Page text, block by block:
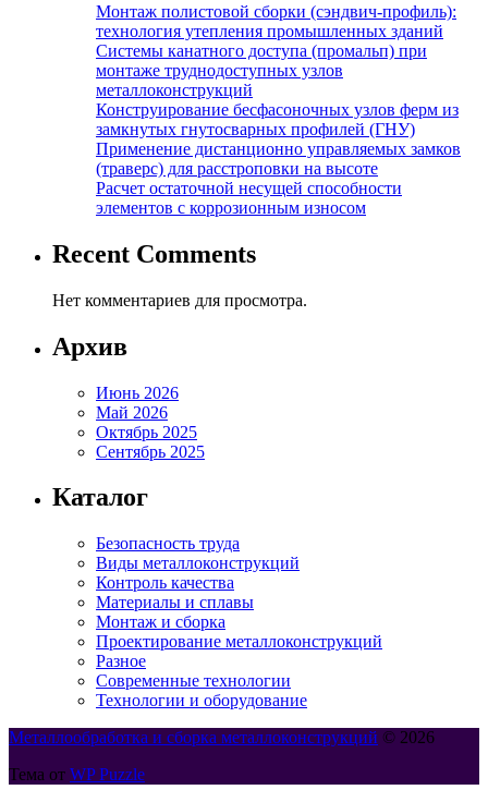
Монтаж полистовой сборки (сэндвич-профиль):
технология утепления промышленных зданий
Системы канатного доступа (промальп) при
монтаже труднодоступных узлов
металлоконструкций
Конструирование бесфасоночных узлов ферм из
замкнутых гнутосварных профилей (ГНУ)
Применение дистанционно управляемых замков
(траверс) для расстроповки на высоте
Расчет остаточной несущей способности
элементов с коррозионным износом
Recent Comments
Нет комментариев для просмотра.
Архив
Июнь 2026
Май 2026
Октябрь 2025
Сентябрь 2025
Каталог
Безопасность труда
Виды металлоконструкций
Контроль качества
Материалы и сплавы
Монтаж и сборка
Проектирование металлоконструкций
Разное
Современные технологии
Технологии и оборудование
Металлообработка и сборка металлоконструкций © 2026
Тема от WP Puzzle